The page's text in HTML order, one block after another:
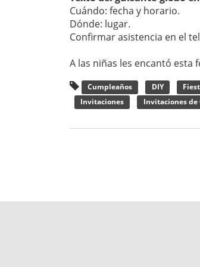
Cuándo: fecha y horario.
Dónde: lugar.
Confirmar asistencia en el
A las niñas les encantó
Cumpleaños DIY
Invitaciones
Invitaciones de